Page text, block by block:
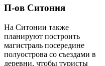
П-ов Ситония
На Ситонии также
планируют построить
магистраль посередине
полуострова со съездами в
деревни, чтобы туристы